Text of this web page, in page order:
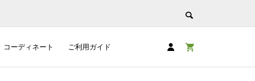
コーディネート ご利用ガイド